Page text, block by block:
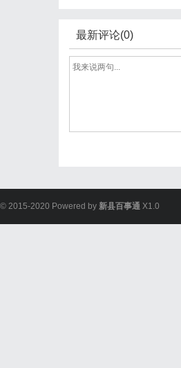
最新评论(0)
© 2015-2020 Powered by 新县百事通 X1.0